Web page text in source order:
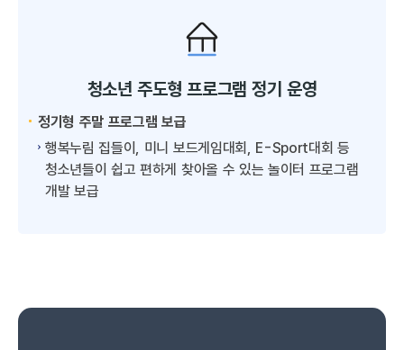
청소년 주도형 프로그램 정기 운영
정기형 주말 프로그램 보급
행복누림 집들이, 미니 보드게임대회, E-Sport대회 등
청소년들이 쉽고 편하게 찾아올 수 있는 놀이터 프로그램
개발 보급